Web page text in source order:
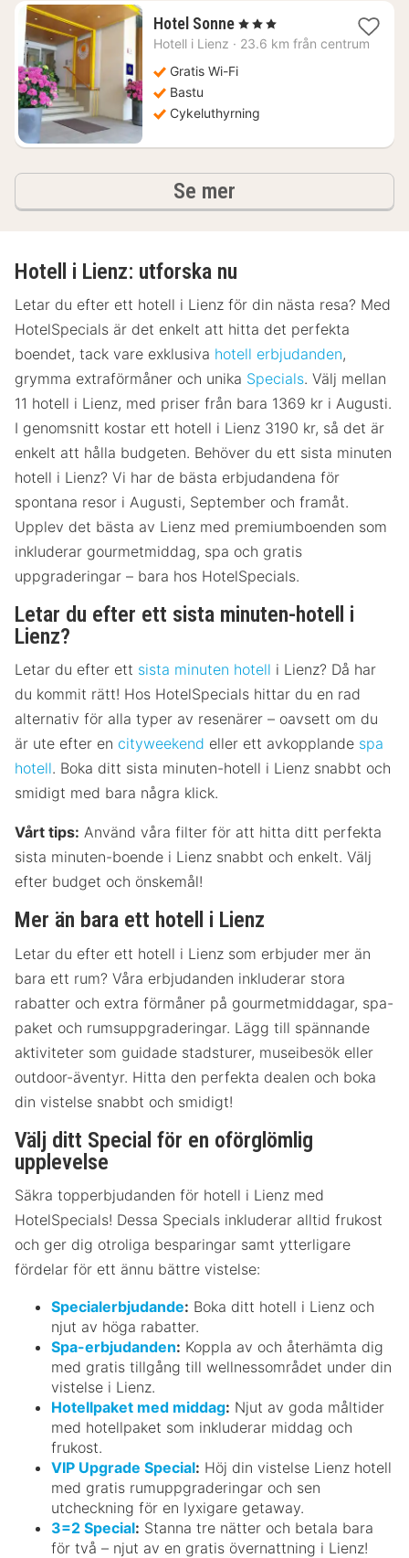
Hotel Sonne1
natt
1378
, 3 Stjärnor
Hotell i Lienz · 23.6 km från centrum
Gratis Wi-Fi
Bastu
Cykeluthyrning
Se mer
Hotell i Lienz: utforska nu
Letar du efter ett hotell i Lienz för din nästa resa? Med
HotelSpecials är det enkelt att hitta det perfekta
boendet, tack vare exklusiva hotell erbjudanden,
grymma extraförmåner och unika Specials. Välj mellan
11 hotell i Lienz, med priser från bara 1369 kr i Augusti.
I genomsnitt kostar ett hotell i Lienz 3190 kr, så det är
enkelt att hålla budgeten. Behöver du ett sista minuten
hotell i Lienz? Vi har de bästa erbjudandena för
spontana resor i Augusti, September och framåt.
Upplev det bästa av Lienz med premiumboenden som
inkluderar gourmetmiddag, spa och gratis
uppgraderingar – bara hos HotelSpecials.
Letar du efter ett sista minuten-hotell i
Lienz?
Letar du efter ett sista minuten hotell i Lienz? Då har
du kommit rätt! Hos HotelSpecials hittar du en rad
alternativ för alla typer av resenärer – oavsett om du
är ute efter en cityweekend eller ett avkopplande spa
hotell. Boka ditt sista minuten-hotell i Lienz snabbt och
smidigt med bara några klick.
Vårt tips: Använd våra filter för att hitta ditt perfekta
sista minuten-boende i Lienz snabbt och enkelt. Välj
efter budget och önskemål!
Mer än bara ett hotell i Lienz
Letar du efter ett hotell i Lienz som erbjuder mer än
bara ett rum? Våra erbjudanden inkluderar stora
rabatter och extra förmåner på gourmetmiddagar, spa-
paket och rumsuppgraderingar. Lägg till spännande
aktiviteter som guidade stadsturer, museibesök eller
outdoor-äventyr. Hitta den perfekta dealen och boka
din vistelse snabbt och smidigt!
Välj ditt Special för en oförglömlig
upplevelse
Säkra topperbjudanden för hotell i Lienz med
HotelSpecials! Dessa Specials inkluderar alltid frukost
och ger dig otroliga besparingar samt ytterligare
fördelar för ett ännu bättre vistelse:
Specialerbjudande: Boka ditt hotell i Lienz och
njut av höga rabatter.
Spa-erbjudanden: Koppla av och återhämta dig
med gratis tillgång till wellnessområdet under din
vistelse i Lienz.
Hotellpaket med middag: Njut av goda måltider
med hotellpaket som inkluderar middag och
frukost.
VIP Upgrade Special: Höj din vistelse Lienz hotell
med gratis rumuppgraderingar och sen
utcheckning för en lyxigare getaway.
3=2 Special: Stanna tre nätter och betala bara
för två – njut av en gratis övernattning i Lienz!